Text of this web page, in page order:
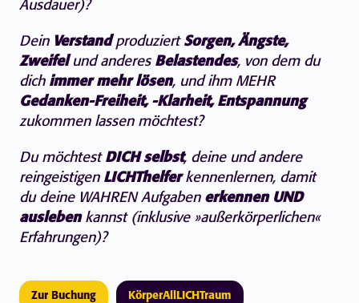
Ausdauer)?
Dein Verstandproduziert Sorgen, Ängste,
Zweifelund anderes Belastendes, von dem du
dich immer mehr lösen, und ihm MEHR
Gedanken-Freiheit, -Klarheit, Entspannung
zukommen lassen möchtest?
Du möchtest DICH selbst, deine und andere
reingeistigen LICHThelferkennenlernen, damit
du deine WAHREN Aufgaben erkennen UND
auslebenkannst (inklusive »außerkörperlichen«
Erfahrungen)?
Zur Buchung KörperAllLICHTraum